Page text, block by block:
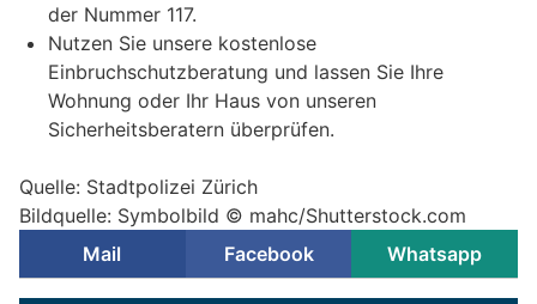
der Nummer 117.
Nutzen Sie unsere kostenlose
Einbruchschutzberatung und lassen Sie Ihre
Wohnung oder Ihr Haus von unseren
Sicherheitsberatern überprüfen.
Quelle: Stadtpolizei Zürich
Bildquelle: Symbolbild © mahc/Shutterstock.com
Mail
Facebook Whatsapp